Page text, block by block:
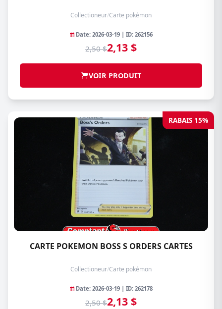
Collectioneur/Carte pokémon
Date: 2026-03-19 | ID: 262156
2,50 $2,13 $
VOIR PRODUIT
RABAIS 15%
CARTE POKEMON BOSS S ORDERS CARTES
Collectioneur/Carte pokémon
Date: 2026-03-19 | ID: 262178
2,50 $2,13 $